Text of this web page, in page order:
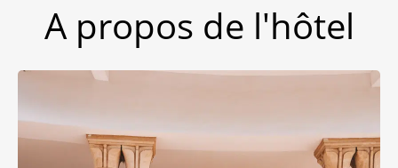
A propos de l'hôtel